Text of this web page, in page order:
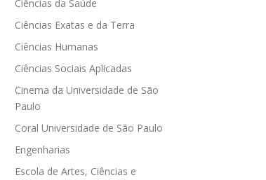
Ciências da Saúde
Ciências Exatas e da Terra
Ciências Humanas
Ciências Sociais Aplicadas
Cinema da Universidade de São
Paulo
Coral Universidade de São Paulo
Engenharias
Escola de Artes, Ciências e